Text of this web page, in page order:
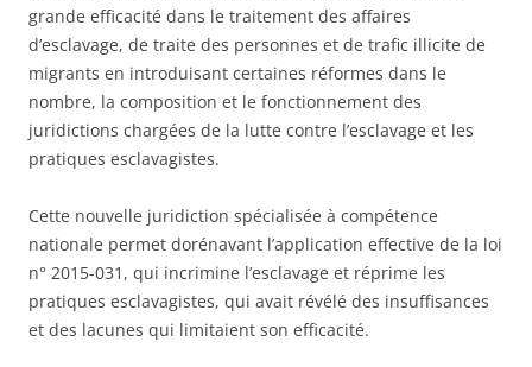
grande efficacité dans le traitement des affaires
d’esclavage, de traite des personnes et de trafic illicite de
migrants en introduisant certaines réformes dans le
nombre, la composition et le fonctionnement des
juridictions chargées de la lutte contre l’esclavage et les
pratiques esclavagistes.
Cette nouvelle juridiction spécialisée à compétence
nationale permet dorénavant l’application effective de la loi
n° 2015-031, qui incrimine l’esclavage et réprime les
pratiques esclavagistes, qui avait révélé des insuffisances
et des lacunes qui limitaient son efficacité.